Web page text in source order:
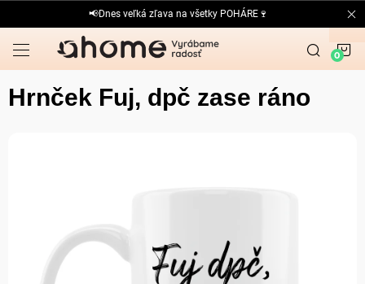
na
obsah
📢Dnes veľká zľava na všetky POHÁRE🍷
Hrnček Fuj, dpč zase ráno